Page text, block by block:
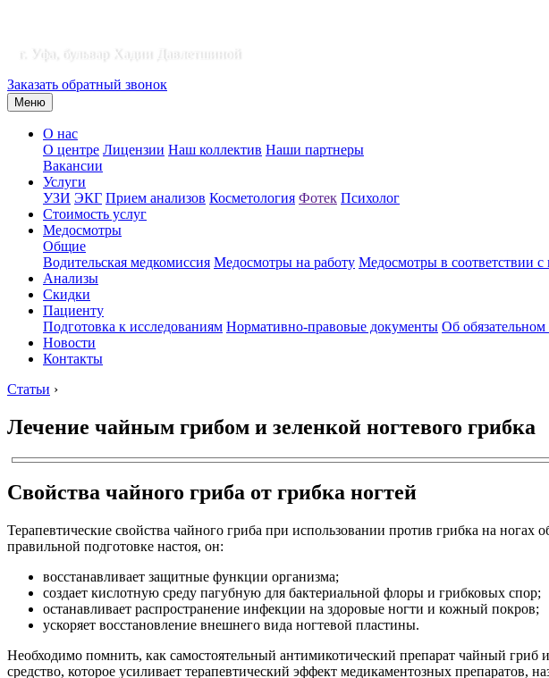
г. Уфа, бульвар Хадии Давлетшиной
Заказать обратный звонок
Меню
О нас
О центре Лицензии Наш коллектив Наши партнеры
Вакансии
Услуги
УЗИ ЭКГ Прием анализов Косметология Фотек Психолог
Стоимость услуг
Медосмотры
Общие
Водительская медкомиссия Медосмотры на работу Медосмотры в соответствии
Анализы
Скидки
Пациенту
Подготовка к исследованиям Нормативно-правовые документы Об
Новости
Контакты
Статьи ›
Лечение чайным грибом и зеленкой ногтевого грибка
Свойства чайного гриба от грибка ногтей
Терапевтические свойства чайного гриба при использовании против грибка на
правильной подготовке настоя, он:
восстанавливает защитные функции организма;
создает кислотную среду пагубную для бактериальной флоры и грибковых спор;
останавливает распространение инфекции на здоровые ногти и кожный покров;
ускоряет восстановление внешнего вида ногтевой пластины.
Необходимо помнить, как самостоятельный антимикотический препарат чайный
средство, которое усиливает терапевтический эффект медикаментозных препаратов,